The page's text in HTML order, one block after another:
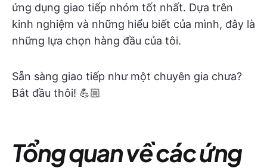
ứng dụng giao tiếp nhóm tốt nhất. Dựa trên
kinh nghiệm và những hiểu biết của mình, đây là
những lựa chọn hàng đầu của tôi.
Sẵn sàng giao tiếp như một chuyên gia chưa?
Bắt đầu thôi! 💪🏼
Tổng quan về các ứng